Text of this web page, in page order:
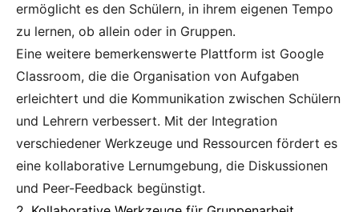
ermöglicht es den Schülern, in ihrem eigenen Tempo
zu lernen, ob allein oder in Gruppen.
Eine weitere bemerkenswerte Plattform ist Google
Classroom, die die Organisation von Aufgaben
erleichtert und die Kommunikation zwischen Schülern
und Lehrern verbessert. Mit der Integration
verschiedener Werkzeuge und Ressourcen fördert es
eine kollaborative Lernumgebung, die Diskussionen
und Peer-Feedback begünstigt.